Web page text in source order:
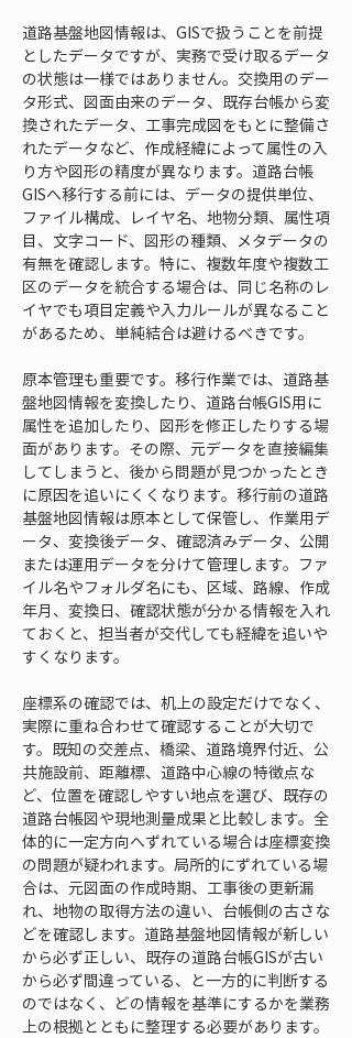
道路基盤地図情報は、GISで扱うことを前提
としたデータですが、実務で受け取るデータ
の状態は一様ではありません。交換用のデー
タ形式、図面由来のデータ、既存台帳から変
換されたデータ、工事完成図をもとに整備さ
れたデータなど、作成経緯によって属性の入
り方や図形の精度が異なります。道路台帳
GISへ移行する前には、データの提供単位、
ファイル構成、レイヤ名、地物分類、属性項
目、文字コード、図形の種類、メタデータの
有無を確認します。特に、複数年度や複数工
区のデータを統合する場合は、同じ名称のレ
イヤでも項目定義や入力ルールが異なること
があるため、単純結合は避けるべきです。
原本管理も重要です。移行作業では、道路基
盤地図情報を変換したり、道路台帳GIS用に
属性を追加したり、図形を修正したりする場
面があります。その際、元データを直接編集
してしまうと、後から問題が見つかったとき
に原因を追いにくくなります。移行前の道路
基盤地図情報は原本として保管し、作業用デ
ータ、変換後データ、確認済みデータ、公開
または運用データを分けて管理します。ファ
イル名やフォルダ名にも、区域、路線、作成
年月、変換日、確認状態が分かる情報を入れ
ておくと、担当者が交代しても経緯を追いや
すくなります。
座標系の確認では、机上の設定だけでなく、
実際に重ね合わせて確認することが大切で
す。既知の交差点、橋梁、道路境界付近、公
共施設前、距離標、道路中心線の特徴点な
ど、位置を確認しやすい地点を選び、既存の
道路台帳図や現地測量成果と比較します。全
体的に一定方向へずれている場合は座標変換
の問題が疑われます。局所的にずれている場
合は、元図面の作成時期、工事後の更新漏
れ、地物の取得方法の違い、台帳側の古さな
どを確認します。道路基盤地図情報が新しい
から必ず正しい、既存の道路台帳GISが古い
から必ず間違っている、と一方的に判断する
のではなく、どの情報を基準にするかを業務
上の根拠とともに整理する必要があります。